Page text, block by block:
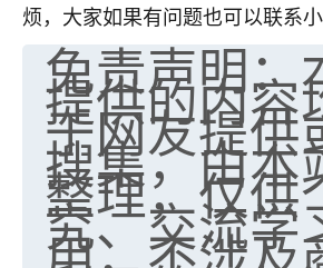
烦，大家如果有问题也可以联系小
免责声明：
提供的内容
于网友提供
搜集，由本
整理，仅供
究、交流学
优秀的张同学
老师收徒吗？？我对这些很感
2天前 来自山西